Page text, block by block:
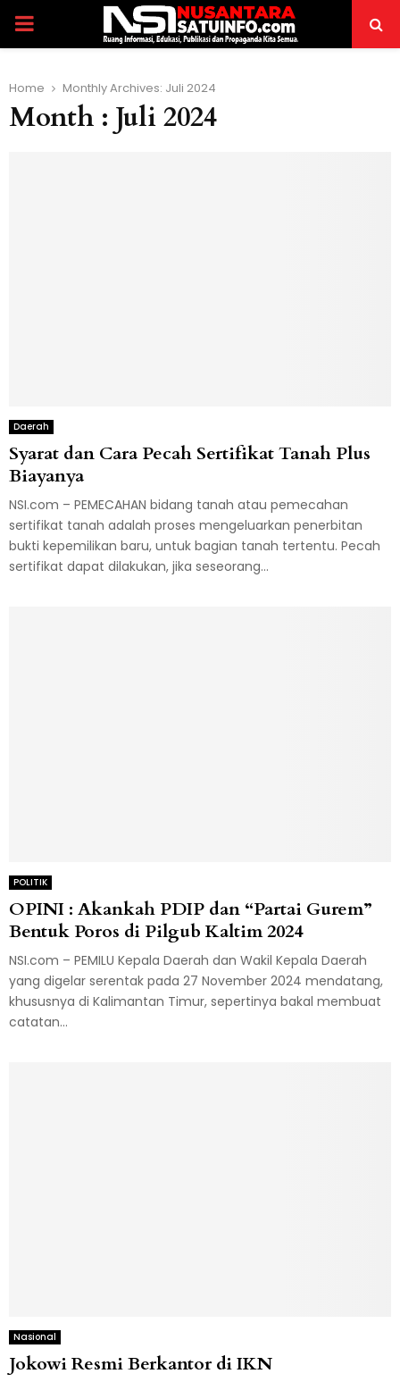
PRIMARY
Home Monthly Archives: Juli 2024
Month : Juli 2024
Daerah
Syarat dan Cara Pecah Sertifikat Tanah Plus
Biayanya
NSI.com – PEMECAHAN bidang tanah atau pemecahan
sertifikat tanah adalah proses mengeluarkan penerbitan
bukti kepemilikan baru, untuk bagian tanah tertentu. Pecah
sertifikat dapat dilakukan, jika seseorang...
POLITIK
OPINI : Akankah PDIP dan “Partai Gurem”
Bentuk Poros di Pilgub Kaltim 2024
NSI.com – PEMILU Kepala Daerah dan Wakil Kepala Daerah
yang digelar serentak pada 27 November 2024 mendatang,
khususnya di Kalimantan Timur, sepertinya bakal membuat
catatan...
Nasional
Jokowi Resmi Berkantor di IKN